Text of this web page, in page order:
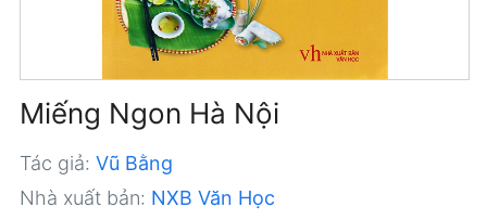
Miếng Ngon Hà Nội
Tác giả: Vũ Bằng
Nhà xuất bản: NXB Văn Học